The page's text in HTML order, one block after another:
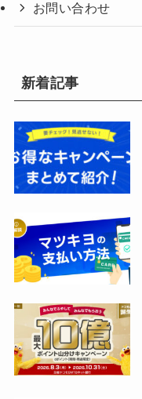
お問い合わせ
新着記事